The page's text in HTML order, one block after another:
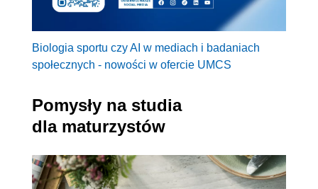
Biologia sportu czy AI w mediach i badaniach
społecznych - nowości w ofercie UMCS
Pomysły na studia
dla maturzystów